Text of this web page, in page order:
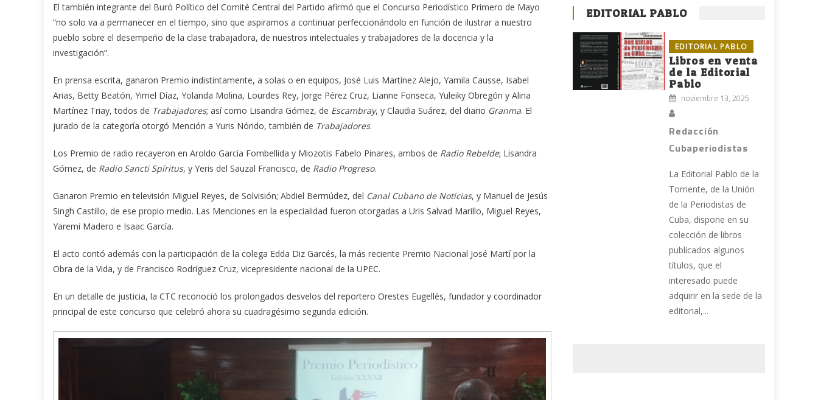
El también integrante del Buró Político del Comité Central del Partido afirmó que el Concurso Periodístico Primero de Mayo
“no solo va a permanecer en el tiempo, sino que aspiramos a continuar perfeccionándolo en función de ilustrar a nuestro
pueblo sobre el desempeño de la clase trabajadora, de nuestros intelectuales y trabajadores de la docencia y la
investigación”.
En prensa escrita, ganaron Premio indistintamente, a solas o en equipos, José Luis Martínez Alejo, Yamila Causse, Isabel
Arias, Betty Beatón, Yimel Díaz, Yolanda Molina, Lourdes Rey, Jorge Pérez Cruz, Lianne Fonseca, Yuleiky Obregón y Alina
Martínez Triay, todos de Trabajadores; así como Lisandra Gómez, de Escambray, y Claudia Suárez, del diario Granma. El
jurado de la categoría otorgó Mención a Yuris Nórido, también de Trabajadores.
Los Premio de radio recayeron en Aroldo García Fombellida y Miozotis Fabelo Pinares, ambos de Radio Rebelde; Lisandra
Gómez, de Radio Sancti Spíritus, y Yeris del Sauzal Francisco, de Radio Progreso.
Ganaron Premio en televisión Miguel Reyes, de Solvisión; Abdiel Bermúdez, del Canal Cubano de Noticias, y Manuel de Jesús
Singh Castillo, de ese propio medio. Las Menciones en la especialidad fueron otorgadas a Uris Salvad Marillo, Miguel Reyes,
Yaremi Madero e Isaac García.
El acto contó además con la participación de la colega Edda Diz Garcés, la más reciente Premio Nacional José Martí por la
Obra de la Vida, y de Francisco Rodríguez Cruz, vicepresidente nacional de la UPEC.
En un detalle de justicia, la CTC reconoció los prolongados desvelos del reportero Orestes Eugellés, fundador y coordinador
principal de este concurso que celebró ahora su cuadragésimo segunda edición.
EDITORIAL PABLO
EDITORIAL PABLO
Libros en venta
de la Editorial
Pablo
noviembre 13, 2025
Redacción
Cubaperiodistas
La Editorial Pablo de la
Torriente, de la Unión
de la Periodistas de
Cuba, dispone en su
colección de libros
publicados algunos
títulos, que el
interesado puede
adquirir en la sede de la
editorial,...